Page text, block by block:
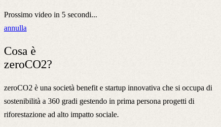
Prossimo video in 5 secondi...
annulla
Cosa è
zeroCO2?
zeroCO2 è una società benefit e startup innovativa che si occupa di
sostenibilità a 360 gradi gestendo in prima persona progetti di
riforestazione ad alto impatto sociale.